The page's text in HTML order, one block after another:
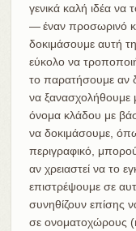
γενικά καλή ιδέα να
— έναν προσωρινό
δοκιμάσουμε αυτή
εύκολο να
το παρατήσουμε αν
να ξανασχολήθουμε
όνομα κλάδου με
να δοκιμάσουμε,
περιγραφικό,
αν χρειαστεί να το
επιστρέψουμε σε
συνηθίζουν επίσης
σε ονοματοχώρους